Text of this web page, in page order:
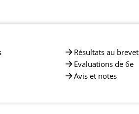
Résultats au brevet
Evaluations de 6e
Avis et notes